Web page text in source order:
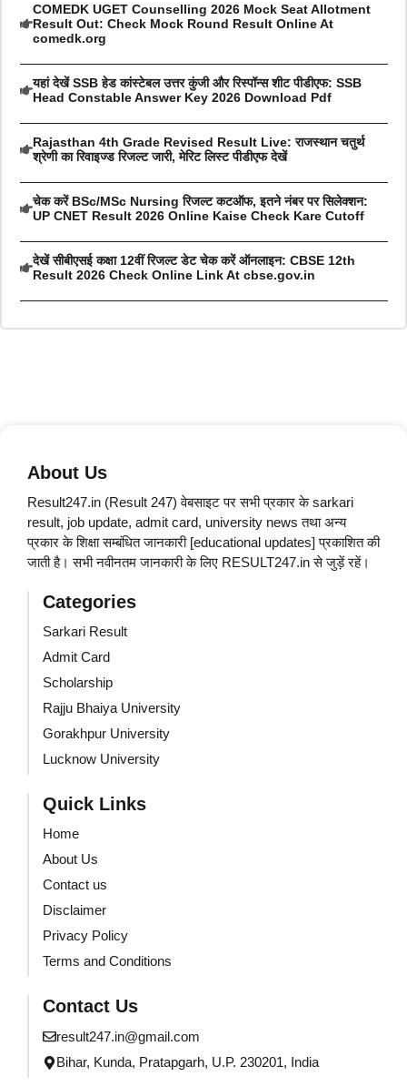
COMEDK UGET Counselling 2026 Mock Seat Allotment
Result Out: Check Mock Round Result Online At
comedk.org
यहां देखें SSB हेड कांस्टेबल उत्तर कुंजी और रिस्पॉन्स शीट पीडीएफ: SSB
Head Constable Answer Key 2026 Download Pdf
Rajasthan 4th Grade Revised Result Live: राजस्थान चतुर्थ
श्रेणी का रिवाइज्ड रिजल्ट जारी, मेरिट लिस्ट पीडीएफ देखें
चेक करें BSc/MSc Nursing रिजल्ट कटऑफ, इतने नंबर पर सिलेक्शन:
UP CNET Result 2026 Online Kaise Check Kare Cutoff
देखें सीबीएसई कक्षा 12वीं रिजल्ट डेट चेक करें ऑनलाइन: CBSE 12th
Result 2026 Check Online Link At cbse.gov.in
About Us
Result247.in (Result 247) वेबसाइट पर सभी प्रकार के sarkari
result, job update, admit card, university news तथा अन्य
प्रकार के शिक्षा सम्बंधित जानकारी [educational updates] प्रकाशित की
जाती है। सभी नवीनतम जानकारी के लिए RESULT247.in से जुड़ें रहें।
Categories
Sarkari Result
Admit Card
Scholarship
Rajju Bhaiya University
Gorakhpur University
Lucknow University
Quick Links
Home
About Us
Contact us
Disclaimer
Privacy Policy
Terms and Conditions
Contact Us
result247.in@gmail.com
Bihar, Kunda, Pratapgarh, U.P. 230201, India